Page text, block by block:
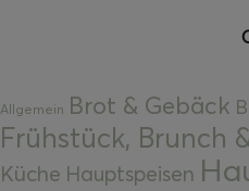
Allgemein Brot & Gebäck
Frühstück, Brunch
Küche Hauptspeisen